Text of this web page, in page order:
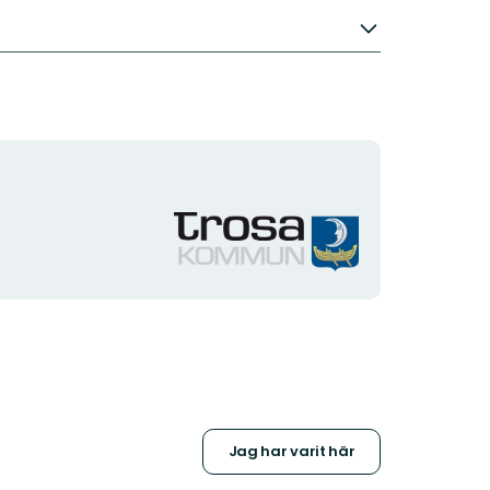
Organisationens
logotyp
Jag har varit här